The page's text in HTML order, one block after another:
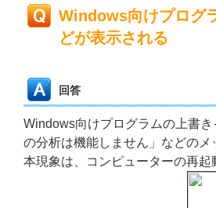
Windows向けプログ
どが表示される
回答
Windows向けプログラムの上書
の分析は機能しません」などの
本現象は、コンピューターの再